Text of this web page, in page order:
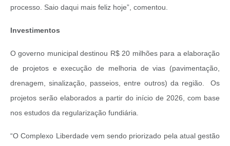
processo. Saio daqui mais feliz hoje”, comentou.
Investimentos
O governo municipal destinou R$ 20 milhões para a elaboração
de projetos e execução de melhoria de vias (pavimentação,
drenagem, sinalização, passeios, entre outros) da região. Os
projetos serão elaborados a partir do início de 2026, com base
nos estudos da regularização fundiária.
“O Complexo Liberdade vem sendo priorizado pela atual gestão